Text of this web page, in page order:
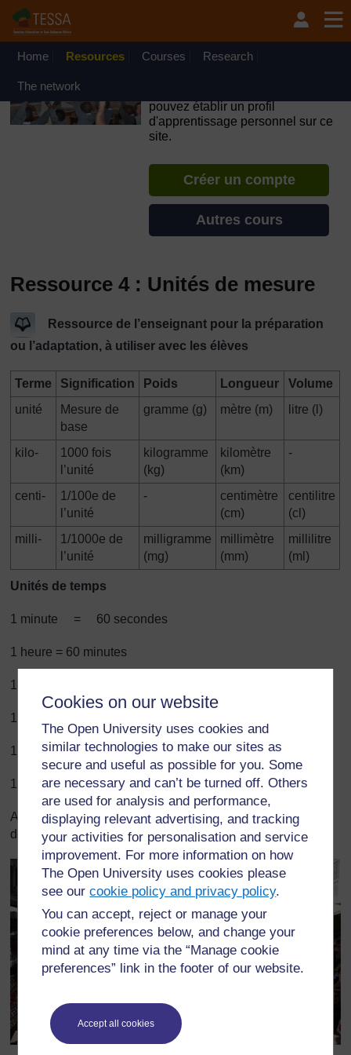
Cookies on our website
The Open University uses cookies and
similar technologies to make our sites as
secure and useful as possible for you. Some
are necessary and can’t be turned off. Others
are used for analysis and performance,
displaying relevant advertising, and tracking
your activities for personalisation and service
improvement. For more information on how
The Open University uses cookies please
see ourcookie policy and privacy policy.
You can accept, reject or manage your
cookie preferences below, and change your
mind at any time via the “Manage cookie
preferences” link in the footer of our website.
Accept all cookies
Passer au contenu principal
OpenLearn Create will be unavailable on Wednesday 12
August 2026 from 8am to 10.30am (GMT) due to routine
Home Resources Courses Research
The network
pouvez établir un profil
d'apprentissage personnel sur ce
site.
Créer un compte
Autres cours
Ressource 4 : Unités de mesure
Ressource de l’enseignant pour la préparation
ou l’adaptation, à utiliser avec les élèves
Terme Signification Poids Longueur
Volume
unité
Mesure de
base
gramme (g) mètre (m) litre (l)
kilo-
1000 fois
l’unité
kilogramme
(kg)
kilomètre
(km)
-
centi-
1/100e de
l’unité
-
centimètre
(cm)
centilitre
(cl)
milli-
1/1000e de
l’unité
milligramme
(mg)
millimètre
(mm)
millilitre
(ml)
Unités de temps
1 minute = 60 secondes
1 heure = 60 minutes
1 jour = 24 heures
1 semaine = 7 jours
15 jours = 2 semaines
1 an = 12 mois = 52 semaines = 365 jours
A votre avis, comment ces marchandes sur un marché
d’Assigamé mesurent-elles leurs marchandises ?